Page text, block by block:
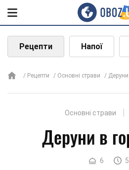
Рецепти Напої
Рецепти Основні страви Деруни
Основні страви
Деруни в
6